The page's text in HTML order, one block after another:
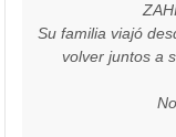
Su familia viajó
volver juntos a